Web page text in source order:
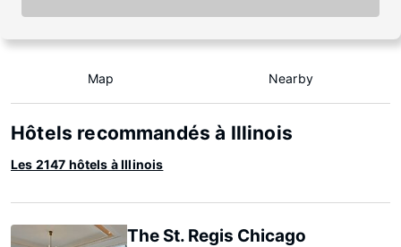
Map Nearby
Hôtels recommandés à Illinois
Les 2147 hôtels à Illinois
The St. Regis Chicago